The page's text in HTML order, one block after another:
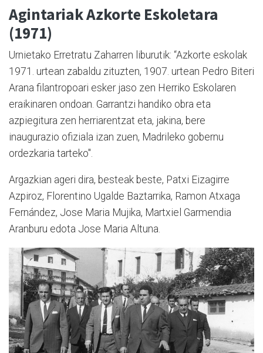
Agintariak Azkorte Eskoletara
(1971)
Urnietako Erretratu Zaharren liburutik: “Azkorte eskolak
1971. urtean zabaldu zituzten, 1907. urtean Pedro Biteri
Arana filantropoari esker jaso zen Herriko Eskolaren
eraikinaren ondoan. Garrantzi handiko obra eta
azpiegitura zen herriarentzat eta, jakina, bere
inaugurazio ofiziala izan zuen, Madrileko gobernu
ordezkaria tarteko".
Argazkian ageri dira, besteak beste, Patxi Eizagirre
Azpiroz, Florentino Ugalde Baztarrika, Ramon Atxaga
Fernández, Jose Maria Mujika, Martxiel Garmendia
Aranburu edota Jose Maria Altuna.